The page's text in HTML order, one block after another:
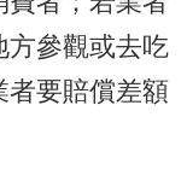
方參觀或去吃
者要賠償差額